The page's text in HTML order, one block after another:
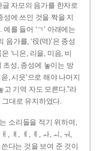
글 자모의 음가를 한자로
에 쓰인 것을 짝을 지
를 들어 ‘ㄱ’ 아래에는
음가를, ‘役(역)’은 종성
‘니은, 리을, 미음, 비
초성, 종성에 놓이는 방
, 시읏’으로 해야 나머지
고 기역 자도 모른다.”라
대로 유지하였다.
소리들을 적기 위하여,
, ㅒ, ㅔ, ㅖ, ㅘ, ㅚ, ㅝ,
다는 것을 보여 준 것이